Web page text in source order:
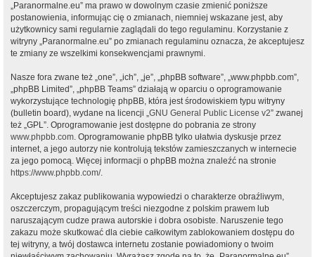
„Paranormalne.eu” ma prawo w dowolnym czasie zmienić poniższe
postanowienia, informując cię o zmianach, niemniej wskazane jest, aby
użytkownicy sami regularnie zaglądali do tego regulaminu. Korzystanie z
witryny „Paranormalne.eu” po zmianach regulaminu oznacza, że akceptujesz
te zmiany ze wszelkimi konsekwencjami prawnymi.
Nasze fora zwane też „one”, „ich”, „je”, „phpBB software”, „www.phpbb.com”,
„phpBB Limited”, „phpBB Teams” działają w oparciu o oprogramowanie
wykorzystujące technologię phpBB, która jest środowiskiem typu witryny
(bulletin board), wydane na licencji „GNU General Public License v2” zwanej
też „GPL”. Oprogramowanie jest dostępne do pobrania ze strony
www.phpbb.com. Oprogramowanie phpBB tylko ułatwia dyskusje przez
internet, a jego autorzy nie kontrolują tekstów zamieszczanych w internecie
za jego pomocą. Więcej informacji o phpBB można znaleźć na stronie
https://www.phpbb.com/.
Akceptujesz zakaz publikowania wypowiedzi o charakterze obraźliwym,
oszczerczym, propagującym treści niezgodne z polskim prawem lub
naruszającym cudze prawa autorskie i dobra osobiste. Naruszenie tego
zakazu może skutkować dla ciebie całkowitym zablokowaniem dostępu do
tej witryny, a twój dostawca internetu zostanie powiadomiony o twoim